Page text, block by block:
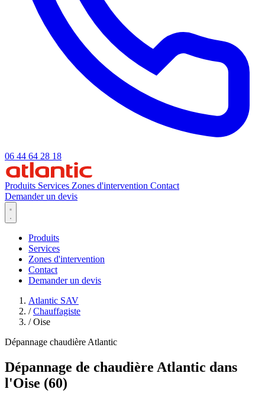
06 44 64 28 18
Produits Services Zones d'intervention Contact
Demander un devis
Produits
Services
Zones d'intervention
Contact
Demander un devis
Atlantic SAV
/ Chauffagiste
/ Oise
Dépannage chaudière Atlantic
Dépannage de chaudière Atlantic dans
l'Oise (60)